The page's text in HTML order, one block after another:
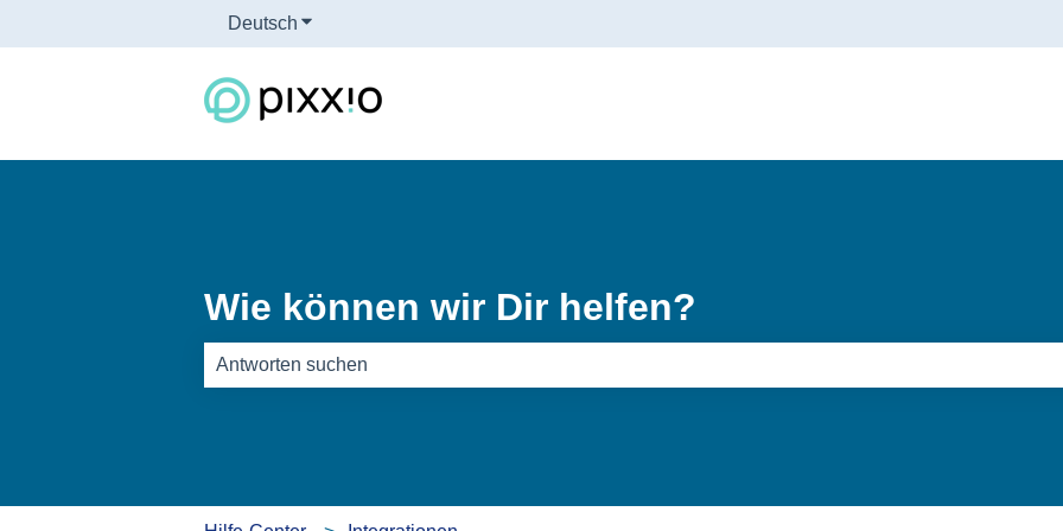
Deutsch Untermenü für Übersetzungen anzeigen
Wie können wir Dir helfen?